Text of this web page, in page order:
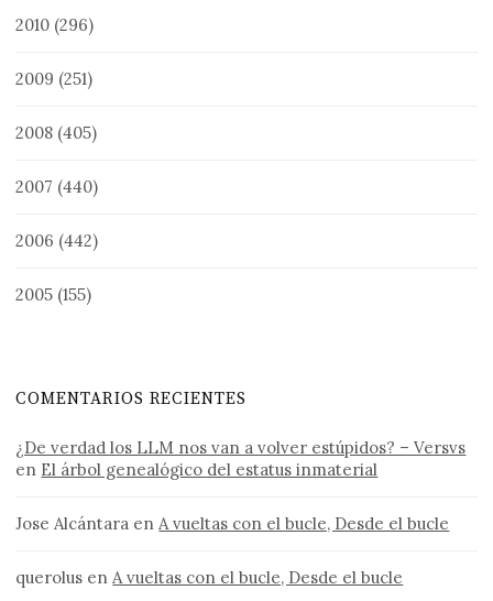
2010 (296)
2009 (251)
2008 (405)
2007 (440)
2006 (442)
2005 (155)
COMENTARIOS RECIENTES
¿De verdad los LLM nos van a volver estúpidos? – Versvs
en El árbol genealógico del estatus inmaterial
Jose Alcántara enA vueltas con el bucle, Desde el bucle
querolus enA vueltas con el bucle, Desde el bucle